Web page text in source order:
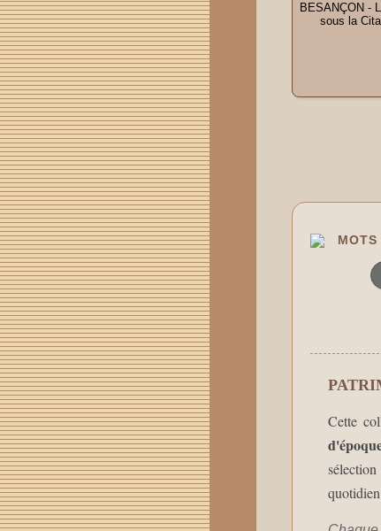
BESANÇON -
sous la
Cette